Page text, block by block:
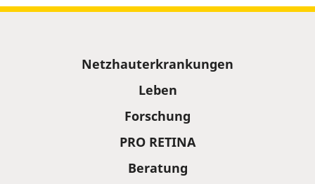
Netzhauterkrankungen
Leben
Forschung
PRO RETINA
Beratung